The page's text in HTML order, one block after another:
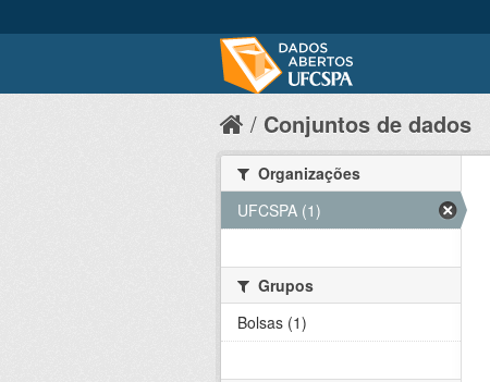
Conjuntos de dados
Organizações
UFCSPA (1)
Grupos
Bolsas (1)